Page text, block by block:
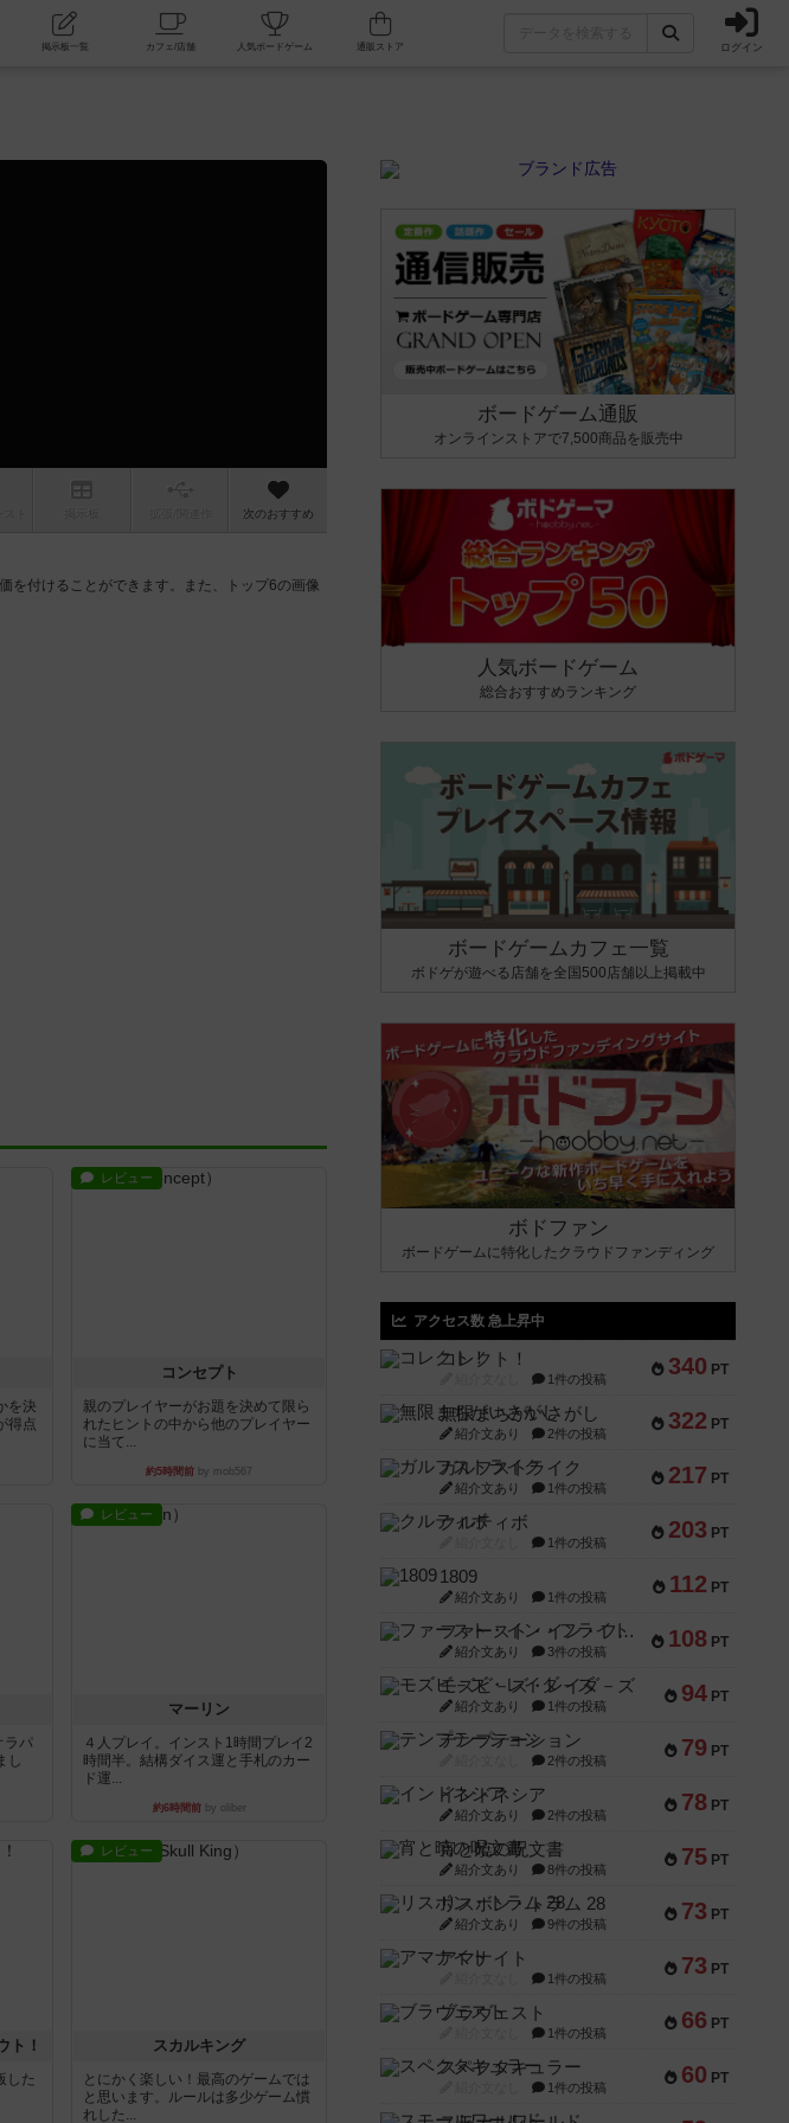
コミュニティ 掲示板一覧 カフェ/店舗 人気ボードゲーム ログイン
次のおすすめ
を付けることができます。また、トップ6の画像
を決
得点
レビュー
コンセプト
親のプレイヤーがお題を決めて限ら
れたヒントの中から他のプレイヤー
に当て...
約5時間前 by mob567
ラパ
し
レビュー
マーリン
４人プレイ。インスト1時間プレイ2
時間半。結構ダイス運と手札のカー
ド運...
約6時間前by oliber
ト！
した
レビュー
スカルキング
とにかく楽しい！最高のゲームでは
と思います。ルールは多少ゲーム慣
れした...
ボードゲーム通販
オンラインストアで7,500商品を販売中
人気ボードゲーム
総合おすすめランキング
ボードゲームカフェ一覧
ボドゲが遊べる店舗を全国500店舗以上掲載中
ボドファン
ボードゲームに特化したクラウドファンディング
アクセス数 急上昇中
340 PT
コレクト！
1件の投稿
322 PT
無限まちがいさがし
紹介文あり 2件の投稿
217 PT
ガルフストライク
紹介文あり 1件の投稿
203 PT
クルティボ
1件の投稿
112 PT
1809
紹介文あり 1件の投稿
108 PT
ファースト・イン・フライト
紹介文あり 3件の投稿
94 PT
モズビ－ズ・レイダ－ズ
紹介文あり 1件の投稿
79 PT
テンプテーション
2件の投稿
78 PT
インドネシア
紹介文あり 2件の投稿
75 PT
宵と暁の呪文書
紹介文あり 8件の投稿
73 PT
リスボン・トラム 28
紹介文あり 9件の投稿
73 PT
アマナイト
1件の投稿
66 PT
ブラヴェスト
1件の投稿
60 PT
スペクタキュラー
1件の投稿